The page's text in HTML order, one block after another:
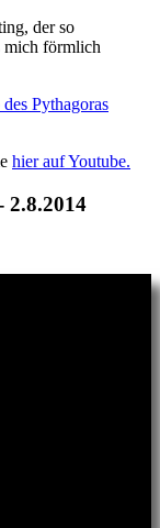
der so
mich förmlich
des Pythagoras
hier auf Youtube.
2.8.2014